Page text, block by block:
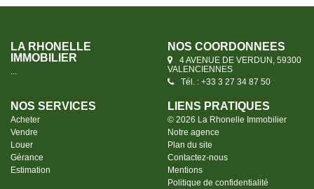
LA RHONELLE
IMMOBILIER
NOS COORDONNÉES
4 AVENUE DE VERDUN, 59300
VALENCIENNES
Tél. : +33 3 27 34 87 50
NOS SERVICES
Acheter
Vendre
Louer
Gérance
Estimation
LIENS PRATIQUES
© 2026 La Rhonelle Immobilier
Notre agence
Plan du site
Contactez-nous
Mentions
Politique de confidentialité